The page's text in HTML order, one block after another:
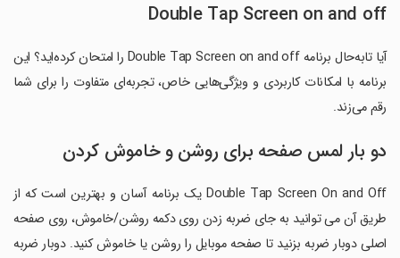
Double Tap Screen on and off
آیا تابه‌حال برنامه Double Tap Screen on and off را امتحان کرده‌اید؟ این
برنامه با امکانات کاربردی و ویژگی‌هایی خاص، تجربه‌ای متفاوت را برای شما
رقم می‌زند.
دو بار لمس صفحه برای روشن و خاموش کردن
Double Tap Screen On and Off یک برنامه آسان و بهترین است که از
طریق آن می توانید به جای ضربه زدن روی دکمه روشن/خاموش، روی صفحه
اصلی دوبار ضربه بزنید تا صفحه موبایل را روشن یا خاموش کنید. دوبار ضربه